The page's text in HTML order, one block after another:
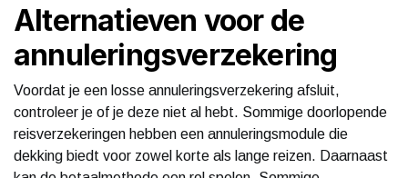
Alternatieven voor de
annuleringsverzekering
Voordat je een losse annuleringsverzekering afsluit,
controleer je of je deze niet al hebt. Sommige doorlopende
reisverzekeringen hebben een annuleringsmodule die
dekking biedt voor zowel korte als lange reizen. Daarnaast